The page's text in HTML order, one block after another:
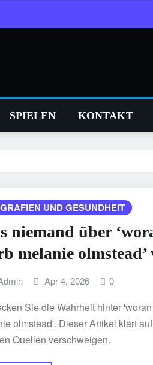
SPIELEN KONTAKT
UND GESUNDHEIT
niemand über
melanie
Apr 4, 2026 0
Sie die Wahrheit hinter
olmstead'. Dieser Artikel klärt
Quellen verschweigen.